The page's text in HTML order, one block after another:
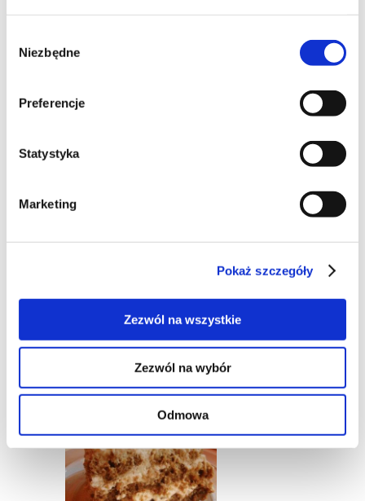
zgody
Niezbędne
Preferencje
Statystyka
Marketing
Pokaż szczegóły
Zezwól na wszystkie
Zezwól na wybór
Odmowa
Bezy
Po pieczeniu szarlotki zostały mi białka , więc
postanowiłam wypróbować przepis na bezy . Wyszły
pyszne - kruche , a w środku lekko ciągnące .
Majana,Blog: Majanowe pieczenie
19-06-2008